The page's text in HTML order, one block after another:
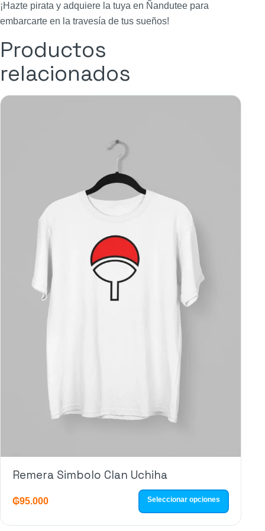
¡Hazte pirata y adquiere la tuya en Ñandutee para
embarcarte en la travesía de tus sueños!
Productos
relacionados
Remera Simbolo Clan Uchiha
₲95.000 Seleccionar opciones